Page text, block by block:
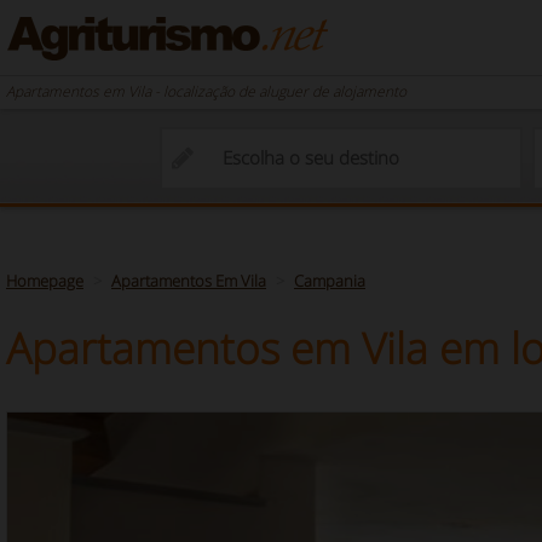
Apartamentos em Vila - localização de aluguer de alojamento
Homepage Apartamentos Em Vila Campania
Apartamentos em Vila em